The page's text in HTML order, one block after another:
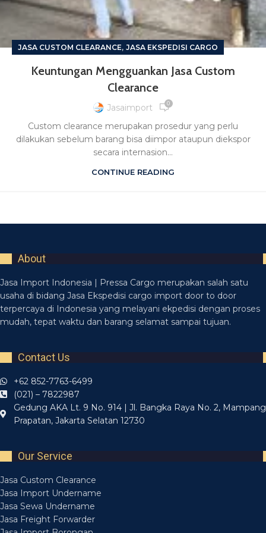
JASA CUSTOM CLEARANCE, JASA EKSPEDISI CARGO
Keuntungan Mengguankan Jasa Custom
Clearance
Jasaimport 0
Custom clearance merupakan prosedur yang perlu
dilakukan sebelum barang bisa diimpor ataupun diekspor
secara internasion...
CONTINUE READING
About
Jasa Import Indonesia | Pressa Cargo merupakan salah satu
usaha di bidang Jasa Ekspedisi cargo import door to door
terpercaya di Indonesia yang melayani ekpedisi dengan proses
mudah, tepat waktu dan barang selamat sampai tujuan.
Contact Us
+62 852-7763-6499
(021) – 7822987
Gedung AKA Lt. 9 No. 914 | Jl. Bangka Raya No. 2, Mampang
Prapatan, Jakarta Selatan 12730
Our Service
Jasa Custom Clearance
Jasa Import Undername
Jasa Sewa Undername
Jasa Freight Forwarder